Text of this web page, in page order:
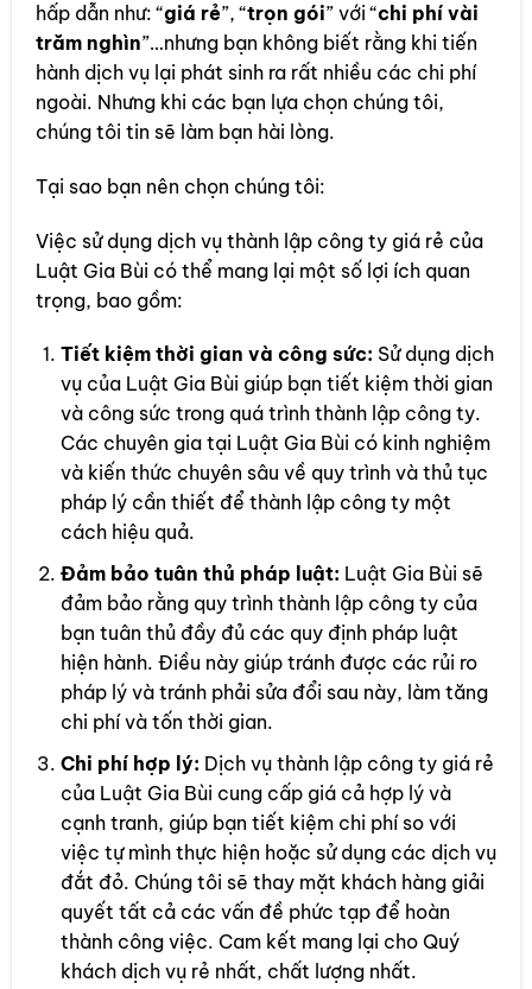
hấp dẫn như: “giá rẻ”, “trọn gói” với “chi phí vài
trăm nghìn”…nhưng bạn không biết rằng khi tiến
hành dịch vụ lại phát sinh ra rất nhiều các chi phí
ngoài. Nhưng khi các bạn lựa chọn chúng tôi,
chúng tôi tin sẽ làm bạn hài lòng.
Tại sao bạn nên chọn chúng tôi:
Việc sử dụng dịch vụ thành lập công ty giá rẻ của
Luật Gia Bùi có thể mang lại một số lợi ích quan
trọng, bao gồm:
Tiết kiệm thời gian và công sức: Sử dụng dịch
vụ của Luật Gia Bùi giúp bạn tiết kiệm thời gian
và công sức trong quá trình thành lập công ty.
Các chuyên gia tại Luật Gia Bùi có kinh nghiệm
và kiến thức chuyên sâu về quy trình và thủ tục
pháp lý cần thiết để thành lập công ty một
cách hiệu quả.
Đảm bảo tuân thủ pháp luật: Luật Gia Bùi sẽ
đảm bảo rằng quy trình thành lập công ty của
bạn tuân thủ đầy đủ các quy định pháp luật
hiện hành. Điều này giúp tránh được các rủi ro
pháp lý và tránh phải sửa đổi sau này, làm tăng
chi phí và tốn thời gian.
Chi phí hợp lý: Dịch vụ thành lập công ty giá rẻ
của Luật Gia Bùi cung cấp giá cả hợp lý và
cạnh tranh, giúp bạn tiết kiệm chi phí so với
việc tự mình thực hiện hoặc sử dụng các dịch vụ
đắt đỏ. Chúng tôi sẽ thay mặt khách hàng giải
quyết tất cả các vấn đề phức tạp để hoàn
thành công việc. Cam kết mang lại cho Quý
khách dịch vụ rẻ nhất, chất lượng nhất.